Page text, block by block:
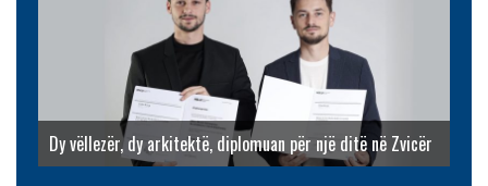
Dy vëllezër, dy arkitektë, diplomuan për një ditë në Zvicër